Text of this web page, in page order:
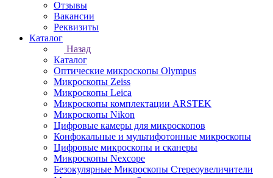
Отзывы
Вакансии
Реквизиты
Каталог
Назад
Каталог
Оптические микроскопы Olympus
Микроскопы Zeiss
Микроскопы Leica
Микроскопы комплектации ARSTEK
Микроскопы Nikon
Цифровые камеры для микроскопов
Конфокальные и мультифотонные микроскопы
Цифровые микроскопы и сканеры
Микроскопы Nexcope
Безокулярные Микроскопы Стереоувеличители